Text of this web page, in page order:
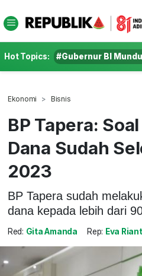
Hot Topics: #Gubernur BI
Ekonomi Bisnis
BP Tapera:
Dana Sudah
2023
BP Tapera sudah
dana kepada lebih dari
Red: Gita Amanda Rep: Eva